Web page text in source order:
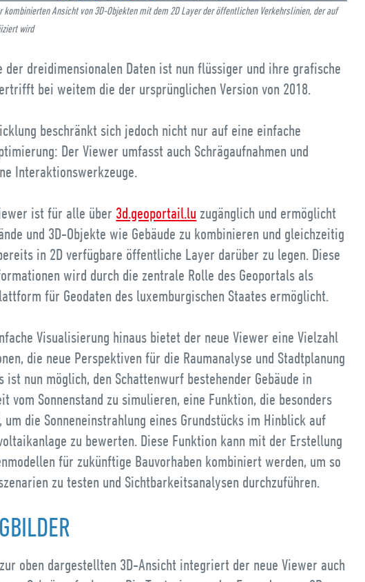
kombinierten Ansicht von 3D-Objekten mit dem 2D Layer der öffentlichen Verkehrslinien, der auf
wird
der dreidimensionalen Daten ist nun flüssiger und ihre grafische
bei weitem die der ursprünglichen Version von 2018.
beschränkt sich jedoch nicht nur auf eine einfache
Der Viewer umfasst auch Schrägaufnahmen und
Interaktionswerkzeuge.
ist für alle über 3d.geoportail.lu zugänglich und ermöglicht
und 3D-Objekte wie Gebäude zu kombinieren und gleichzeitig
in 2D verfügbare öffentliche Layer darüber zu legen. Diese
wird durch die zentrale Rolle des Geoportals als
für Geodaten des luxemburgischen Staates ermöglicht.
Visualisierung hinaus bietet der neue Viewer eine Vielzahl
die neue Perspektiven für die Raumanalyse und Stadtplanung
ist nun möglich, den Schattenwurf bestehender Gebäude in
vom Sonnenstand zu simulieren, eine Funktion, die besonders
die Sonneneinstrahlung eines Grundstücks im Hinblick auf
zu bewerten. Diese Funktion kann mit der Erstellung
für zukünftige Bauvorhaben kombiniert werden, um so
zu testen und Sichtbarkeitsanalysen durchzuführen.
oben dargestellten 3D-Ansicht integriert der neue Viewer auch